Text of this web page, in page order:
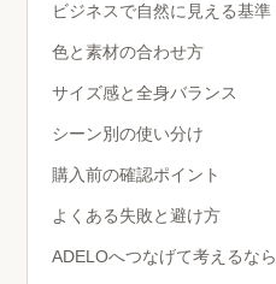
ビジネスで自然に見える基準
色と素材の合わせ方
サイズ感と全身バランス
シーン別の使い分け
購入前の確認ポイント
よくある失敗と避け方
ADELOへつなげて考えるなら